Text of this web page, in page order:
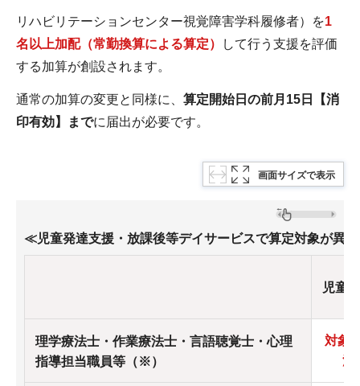
リハビリテーションセンター視覚障害学科履修者）を1
名以上加配（常勤換算による算定）
して行う支援を評価
する加算が創設されます。
通常の加算の変更と同様に、 算定開始日の前月15日【消
印有効】までに届出が必要です。
画面サイズで表示
≪児童発達支援・放課後等デイサービスで算定対象が異
児童
理学療法士・作業療法士・言語聴覚士・心理
指導担当職員等（※）
対象
法